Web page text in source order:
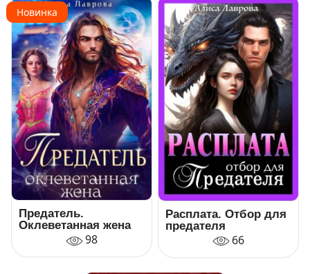
Новинка
Предатель.
Оклеветанная жена
98
Расплата. Отбор для
предателя
66